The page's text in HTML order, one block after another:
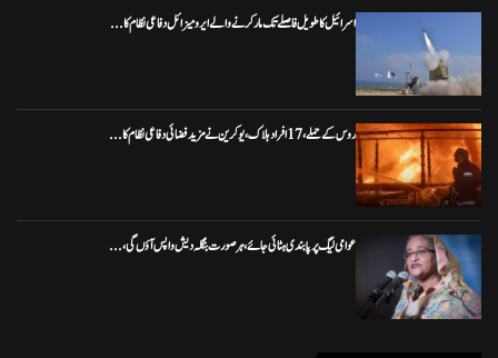
اسرائیل کا طویل فاصلے تک مار کرنے والے ایرو میزائل دفاعی نظام کا...
روس کے حملے، 17 افراد ہلاک، یوکرین نے مزید فضائی دفاعی نظام کا...
عوامی لیگ پر پابندی ہٹائی جائے، ہر صورت بنگلہ دیش واپس آؤں گی،...